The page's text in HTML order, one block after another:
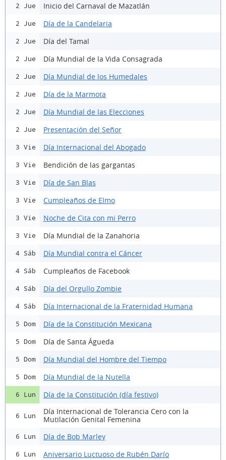
2 Jue Inicio del Carnaval de Mazatlán
2 Jue Día de la Candelaria
2 Jue Día del Tamal
2 Jue Día Mundial de la Vida Consagrada
2 Jue Día Mundial de los Humedales
2 Jue Día de la Marmota
2 Jue Día Mundial de las Elecciones
2 Jue Presentación del Señor
3 Vie Día Internacional del Abogado
3 Vie Bendición de las gargantas
3 Vie Día de San Blas
3 Vie Cumpleaños de Elmo
3 Vie Noche de Cita con mi Perro
3 Vie Día Mundial de la Zanahoria
4 Sáb Día Mundial contra el Cáncer
4 Sáb Cumpleaños de Facebook
4 Sáb Día del Orgullo Zombie
4 Sáb Día Internacional de la Fraternidad Humana
5 Dom Día de la Constitución Mexicana
5 Dom Día de Santa Águeda
5 Dom Día Mundial del Hombre del Tiempo
5 Dom Día Mundial de la Nutella
6 Lun Día de la Constitución (día festivo)
6 Lun
Día Internacional de Tolerancia Cero con la
Mutilación Genital Femenina
6 Lun Día de Bob Marley
6 Lun Aniversario Luctuoso de Rubén Darío